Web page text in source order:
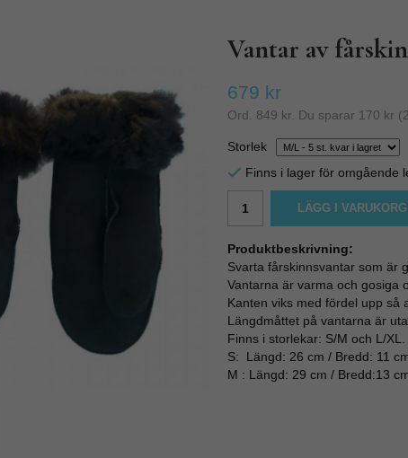
Vantar av
679 kr
Ord. 849 kr. Du sparar 170 kr (
Storlek
Finns i lager för omgående
LÄGG I VARUKORG
Produktbeskrivning:
Svarta fårskinnsvantar som är
Vantarna är varma och gosiga
Kanten viks med fördel upp så
Längdmåttet på vantarna är
Finns i storlekar: S/M och L/XL.
S: Längd: 26 cm / Bredd: 11
M : Längd: 29 cm / Bredd:13